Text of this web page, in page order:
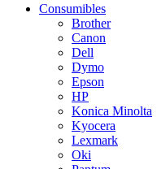
Consumibles
Brother
Canon
Dell
Dymo
Epson
HP
Konica Minolta
Kyocera
Lexmark
Oki